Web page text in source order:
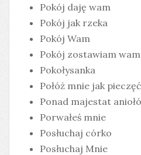
Pokój daję wam
Pokój jak rzeka
Pokój Wam
Pokój zostawiam wam
Pokołysanka
Połóż mnie jak
Ponad majestat
Porwałeś mnie
Posłuchaj córko
Posłuchaj Mnie